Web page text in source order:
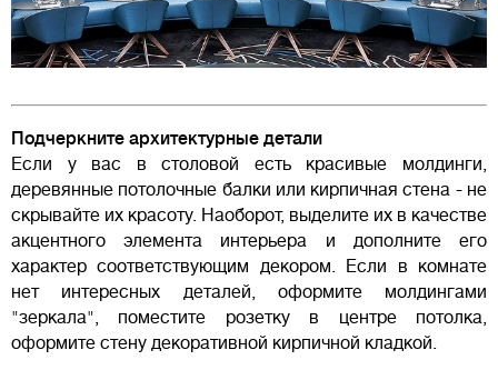
Подчеркните архитектурные детали
Если у вас в столовой есть красивые молдинги,
деревянные потолочные балки или кирпичная стена - не
скрывайте их красоту. Наоборот, выделите их в качестве
акцентного элемента интерьера и дополните его
характер соответствующим декором. Если в комнате
нет интересных деталей, оформите молдингами
"зеркала", поместите розетку в центре потолка,
оформите стену декоративной кирпичной кладкой.